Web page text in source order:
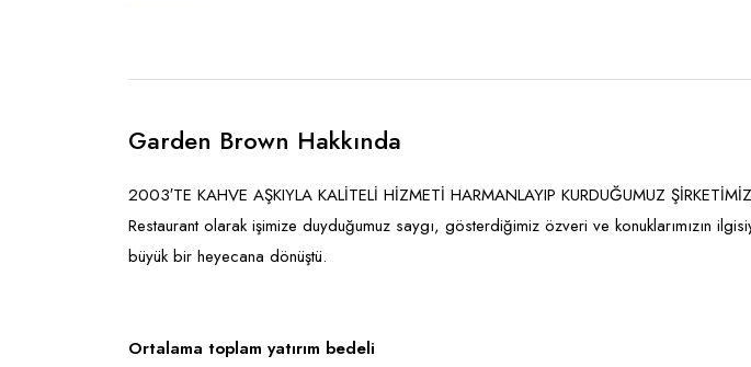
Garden Brown Hakkında
2003′TE KAHVE AŞKIYLA KALİTELİ HİZMETİ HARMANLAYIP KURDUĞUMUZ
Restaurant olarak işimize duyduğumuz saygı, gösterdiğimiz özveri ve konuklarımızın
büyük bir heyecana dönüştü.
Ortalama toplam yatırım bedeli